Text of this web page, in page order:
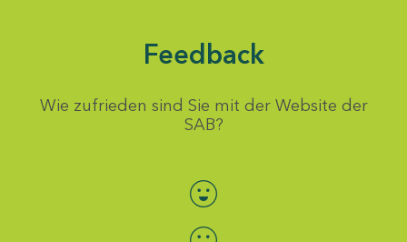
Feedback
Wie zufrieden sind Sie mit der Website der
SAB?
Bewertung auswählen